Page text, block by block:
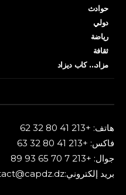
حوادث
دولي
رياضة
ثقافة
مزاد… كاب ديزاد
هاتف: +213 41 80 32 62
فاكس: +213 41 80 32 63
جوال: +213 7 70 65 93 89
بريد إلكتروني:contact@capdz.dz